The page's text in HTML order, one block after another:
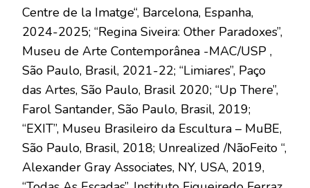
Centre de la Imatge“, Barcelona, Espanha,
2024-2025; “Regina Siveira: Other Paradoxes”,
Museu de Arte Contemporânea -MAC/USP ,
São Paulo, Brasil, 2021-22; “Limiares”, Paço
das Artes, São Paulo, Brasil 2020; “Up There”,
Farol Santander, São Paulo, Brasil, 2019;
“EXIT”, Museu Brasileiro da Escultura – MuBE,
São Paulo, Brasil, 2018; Unrealized /NãoFeito “,
Alexander Gray Associates, NY, USA, 2019,